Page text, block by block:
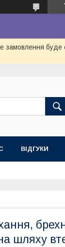
замовлення
ВІДГУКИ
шляху